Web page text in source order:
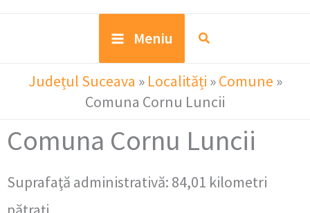
Meniu
Județul Suceava » Localități »Comune »
Comuna Cornu Luncii
Comuna Cornu Luncii
Suprafaţă administrativă: 84,01 kilometri